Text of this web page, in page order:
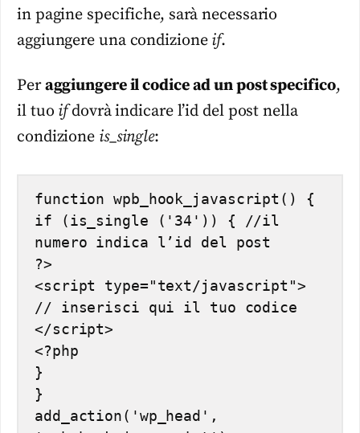
in pagine specifiche, sarà necessario
aggiungere una condizione if.
Peraggiungere il codice ad un post specifico,
il tuo ifdovrà indicare l’id del post nella
condizione is_single:
function wpb_hook_javascript() {
if (is_single ('34')) { //il
numero indica l’id del post
?>
<script type="text/javascript">
// inserisci qui il tuo codice
</script>
<?php
}
}
add_action('wp_head',